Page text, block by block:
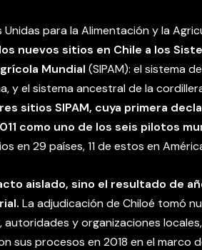
para la Alimentación y la
nuevos sitios en Chile a los
Mundial (SIPAM): el sistema
y el sistema ancestral de la
sitios SIPAM, cuya primera
como uno de los seis pilotos
en 29 países, 11 de estos en
aislado, sino el resultado de
La adjudicación de Chiloé tomó
y organizaciones
sus procesos en 2018 en el marco